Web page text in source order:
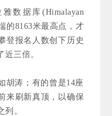
数据库(Himalayan
的8163米最高点，才
登报名人数创下历史
三倍。
胡涛；有的曾是14座
来刷新真顶，以确保
列。